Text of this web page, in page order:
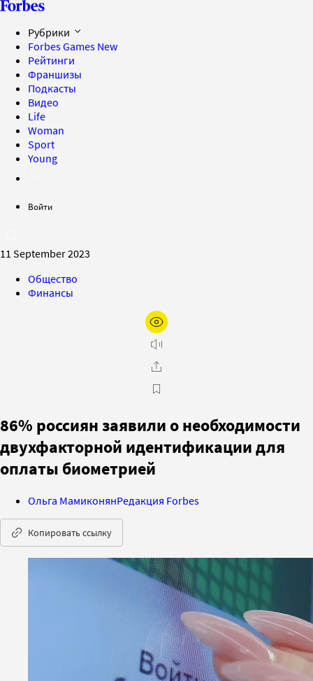
Рубрики
Forbes Games New
Рейтинги
Франшизы
Подкасты
Видео
Life
Woman
Sport
Young
Войти
11 September 2023
Общество
Финансы
86% россиян заявили о необходимости
двухфакторной идентификации для
оплаты биометрией
Ольга МамиконянРедакция Forbes
Копировать ссылку